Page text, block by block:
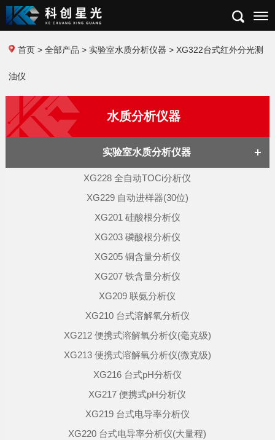
首页> 全部产品 > 实验室水质分析仪器 > XG322台式红外分光测
油仪
水质分析仪器
实验室水质分析仪器
XG228 全自动TOCi分析仪
XG229 自动进样器(30位)
XG201 硅酸根分析仪
XG203 磷酸根分析仪
XG205 铜含量分析仪
XG207 铁含量分析仪
XG209 联氨分析仪
XG210 台式溶解氧分析仪
XG212 便携式溶解氧分析仪(毫克级)
XG213 便携式溶解氧分析仪(微克级)
XG216 台式pH分析仪
XG217 便携式pH分析仪
XG219 台式电导率分析仪
XG220 台式电导率分析仪(大量程)